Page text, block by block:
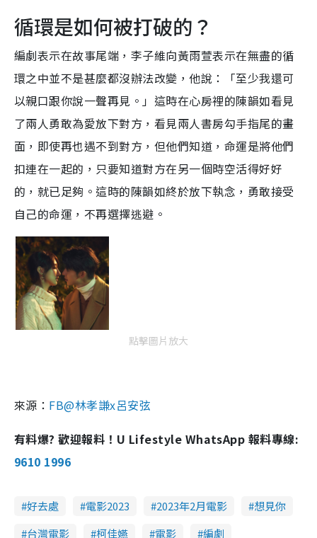
循環是如何被打破的？
編劇表示在故事尾端，李子維向黃雨萱表示在無盡的循
環之中並不是甚麼都沒辦法改變，他說：「至少我還可
以親口跟你說一聲再見。」這時在心房裡的陳韻如看見
了兩人勇敢為愛放下對方，看見兩人書房勾手指尾的畫
面，即使再也遇不到對方，但他們知道，命運是將他們
扣連在一起的，只要知道對方在另一個時空活得好好
的，就已足夠。這時的陳韻如終於放下執念，勇敢接受
自己的命運，不再選擇逃避。
點擊圖片放大
來源： FB@林孝謙x呂安弦
有料爆? 歡迎報料！U Lifestyle WhatsApp 報料專線:
9610 1996
好去處 電影2023 2023年2月電影
想見你
台灣電影
柯佳嬿 電影 編劇